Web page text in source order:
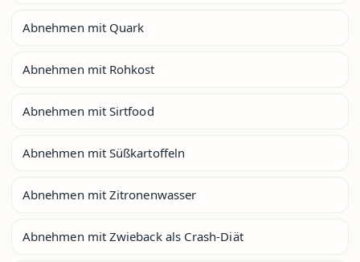
Abnehmen mit Quark
Abnehmen mit Rohkost
Abnehmen mit Sirtfood
Abnehmen mit Süßkartoffeln
Abnehmen mit Zitronenwasser
Abnehmen mit Zwieback als Crash-Diät